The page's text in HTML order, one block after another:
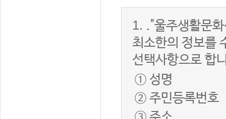
1. ."울주생활문
최소한의 정보를
선택사항으로 합
① 성명
② 주민등록번호